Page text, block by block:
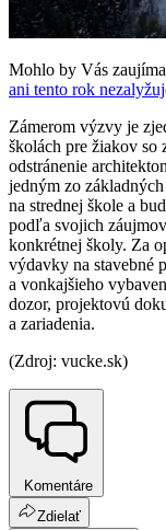
Mohlo by Vás
ani tento rok
Zámerom výzvy je
školách pre žiakov so
odstránenie
jedným zo
na strednej škole a
podľa svojich
konkrétnej školy. Za
výdavky na stavebné
a vonkajšieho
dozor, projektovú
a zariadenia.
(Zdroj: vucke.sk)
Komentáre
Zdielať